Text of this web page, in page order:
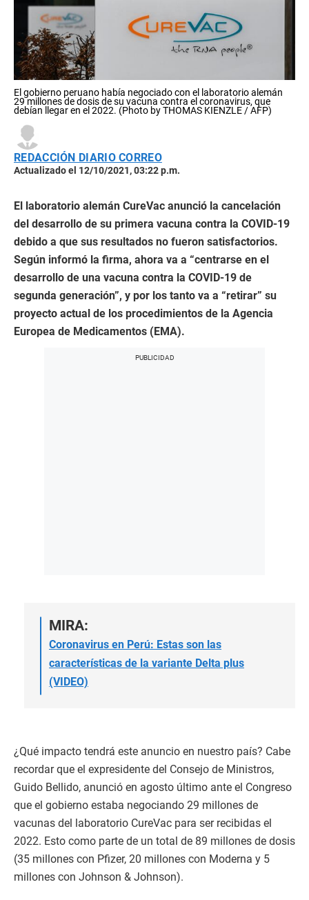
El gobierno peruano había negociado con el laboratorio alemán
29 millones de dosis de su vacuna contra el coronavirus, que
debían llegar en el 2022. (Photo by THOMAS KIENZLE / AFP)
REDACCIÓN DIARIO CORREO
Actualizado el 12/10/2021, 03:22 p.m.
El laboratorio alemán CureVac anunció la cancelación
del desarrollo de su primera vacuna contra la COVID-19
debido a que sus resultados no fueron satisfactorios.
Según informó la firma, ahora va a “centrarse en el
desarrollo de una vacuna contra la COVID-19 de
segunda generación”, y por los tanto va a “retirar” su
proyecto actual de los procedimientos de la Agencia
Europea de Medicamentos (EMA).
MIRA:
Coronavirus en Perú: Estas son las
características de la variante Delta plus
(VIDEO)
¿Qué impacto tendrá este anuncio en nuestro país? Cabe
recordar que el expresidente del Consejo de Ministros,
Guido Bellido, anunció en agosto último ante el Congreso
que el gobierno estaba negociando 29 millones de
vacunas del laboratorio CureVac para ser recibidas el
2022. Esto como parte de un total de 89 millones de dosis
(35 millones con Pfizer, 20 millones con Moderna y 5
millones con Johnson & Johnson).